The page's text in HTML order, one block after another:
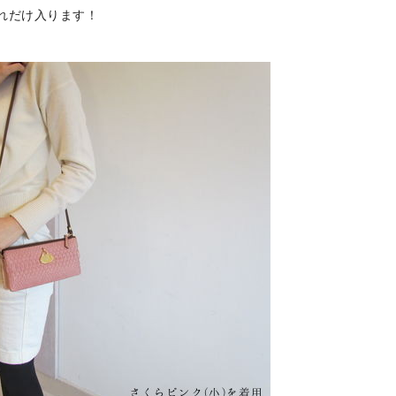
だけ入ります！